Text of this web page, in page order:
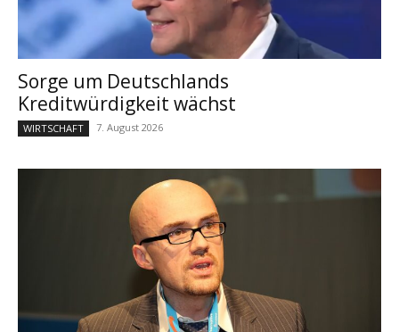
Sorge um Deutschlands
Kreditwürdigkeit wächst
WIRTSCHAFT 7. August 2026